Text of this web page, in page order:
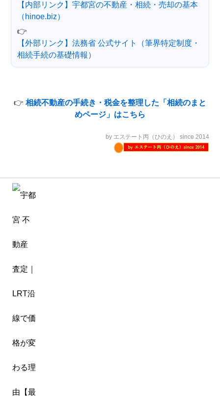
【内部リンク】宇都宮の不動産・相続・売却の基本
（hinoe.biz）
👉
【外部リンク】法務省 公式サイト（筆界特定制度・
相続手続の基礎情報）
👉 相続不動産の手続き・税金を整理した「相続のまと
めページ」はこちら
by エステート丙（ひのえ） since 2014